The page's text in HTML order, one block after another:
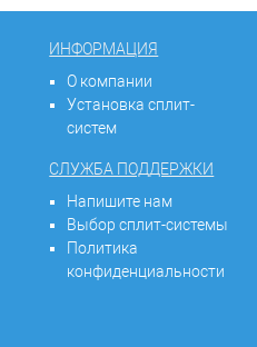
ИНФОРМАЦИЯ
О компании
Установка сплит-
систем
СЛУЖБА ПОДДЕРЖКИ
Напишите нам
Выбор сплит-системы
Политика
конфиденциальности